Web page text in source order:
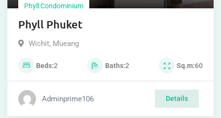
Phyll Condominium
Phyll Phuket
Wichit, Mueang
Beds 2 Baths 2 Sq.m 60
Adminprime106 Details